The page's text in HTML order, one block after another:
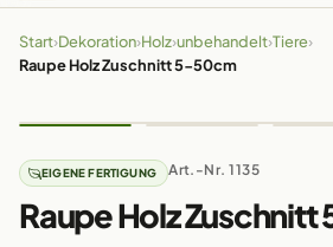
Start›Dekoration›Holz›unbehandelt›Tiere›
Raupe Holz Zuschnitt 5-50cm
EIGENE FERTIGUNG Art.-Nr. 1135
Raupe Holz